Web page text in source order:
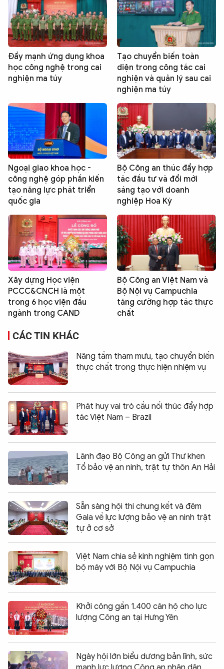
Đẩy mạnh ứng dụng khoa
học công nghệ trong cai
nghiện ma túy
Tạo chuyển biến toàn
diện trong công tác cai
nghiện và quản lý sau cai
nghiện ma túy
Ngoại giao khoa học -
công nghệ góp phần kiến
tạo năng lực phát triển
quốc gia
Bộ Công an thúc đẩy hợp
tác đầu tư và đổi mới
sáng tạo với doanh
nghiệp Hoa Kỳ
Xây dựng Học viện
PCCC&CNCH là một
trong 6 học viện đầu
ngành trong CAND
Bộ Công an Việt Nam và
Bộ Nội vụ Campuchia
tăng cường hợp tác thực
chất
CÁC TIN KHÁC
Nâng tầm tham mưu, tạo chuyển biến
thực chất trong thực hiện nhiệm vụ
Phát huy vai trò cầu nối thúc đẩy hợp
tác Việt Nam – Brazil
Lãnh đạo Bộ Công an gửi Thư khen
Tổ bảo vệ an ninh, trật tự thôn An Hải
Sẵn sàng hội thi chung kết và đêm
Gala về lực lượng bảo vệ an ninh trật
tự ở cơ sở
Việt Nam chia sẻ kinh nghiệm tinh gọn
bộ máy với Bộ Nội vụ Campuchia
Khởi công gần 1.400 căn hộ cho lực
lượng Công an tại Hưng Yên
Ngày hội lớn biểu dương bản lĩnh, sức